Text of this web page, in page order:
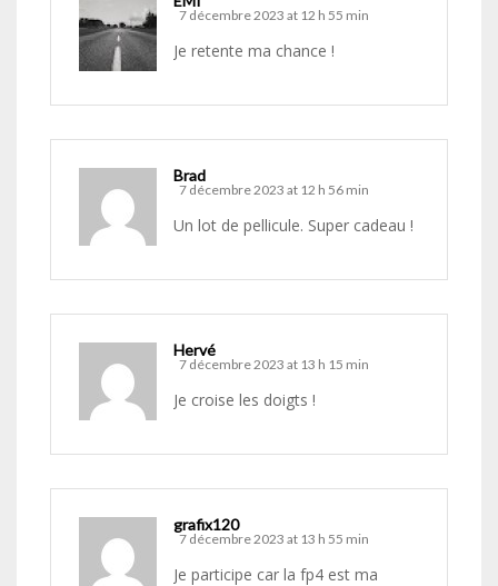
7 décembre 2023 at 12 h 55 min
Je retente ma chance !
Brad
7 décembre 2023 at 12 h 56 min
Un lot de pellicule. Super cadeau !
Hervé
7 décembre 2023 at 13 h 15 min
Je croise les doigts !
grafix120
7 décembre 2023 at 13 h 55 min
Je participe car la fp4 est ma